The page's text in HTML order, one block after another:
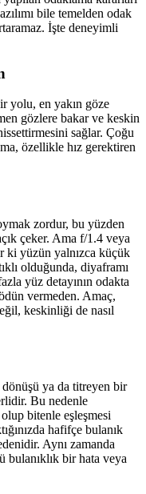
bile temelden odak
İşte deneyimli
yolu, en yakın göze
gözlere bakar ve keskin
sağlar. Çoğu
özellikle hız gerektiren
zordur, bu yüzden
çeker. Ama f/1.4 veya
ki yüzün yalnızca küçük
olduğunda, diyaframı
yüz detayının odakta
vermeden. Amaç,
keskinliği de nasıl
ya da titreyen bir
Bu nedenle
bitenle eşleşmesi
hafifçe bulanık
Aynı zamanda
bulanıklık bir hata veya